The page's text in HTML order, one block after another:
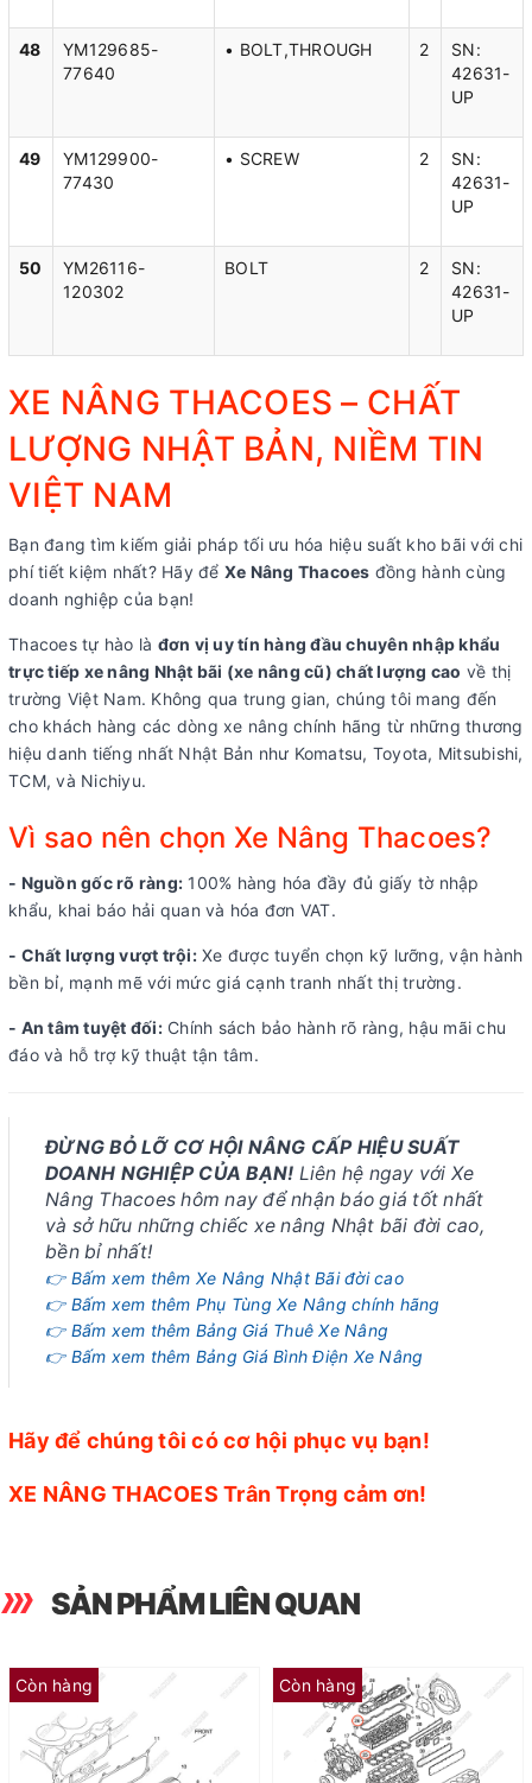
48
YM129685-
77640
• BOLT,THROUGH 2
SN:
42631-
UP
49
YM129900-
77430
• SCREW 2
SN:
42631-
UP
50
YM26116-
120302
BOLT 2
SN:
42631-
UP
XE NÂNG THACOES – CHẤT
LƯỢNG NHẬT BẢN, NIỀM TIN
VIỆT NAM
Bạn đang tìm kiếm giải pháp tối ưu hóa hiệu suất kho bãi với chi
phí tiết kiệm nhất? Hãy để Xe Nâng Thacoes đồng hành cùng
doanh nghiệp của bạn!
Thacoes tự hào là đơn vị uy tín hàng đầu chuyên nhập khẩu
trực tiếp xe nâng Nhật bãi (xe nâng cũ) chất lượng cao về thị
trường Việt Nam. Không qua trung gian, chúng tôi mang đến
cho khách hàng các dòng xe nâng chính hãng từ những thương
hiệu danh tiếng nhất Nhật Bản như Komatsu, Toyota, Mitsubishi,
TCM, và Nichiyu.
Vì sao nên chọn Xe Nâng Thacoes?
- Nguồn gốc rõ ràng: 100% hàng hóa đầy đủ giấy tờ nhập
khẩu, khai báo hải quan và hóa đơn VAT.
- Chất lượng vượt trội:Xe được tuyển chọn kỹ lưỡng, vận hành
bền bỉ, mạnh mẽ với mức giá cạnh tranh nhất thị trường.
- An tâm tuyệt đối:Chính sách bảo hành rõ ràng, hậu mãi chu
đáo và hỗ trợ kỹ thuật tận tâm.
ĐỪNG BỎ LỠ CƠ HỘI NÂNG CẤP HIỆU SUẤT
DOANH NGHIỆP CỦA BẠN! Liên hệ ngay với Xe
Nâng Thacoes hôm nay để nhận báo giá tốt nhất
và sở hữu những chiếc xe nâng Nhật bãi đời cao,
bền bỉ nhất!
👉 Bấm xem thêm Xe Nâng Nhật Bãi đời cao
👉 Bấm xem thêm Phụ Tùng Xe Nâng chính hãng
👉 Bấm xem thêm Bảng Giá Thuê Xe Nâng
👉 Bấm xem thêm Bảng Giá Bình Điện Xe Nâng
Hãy để chúng tôi có cơ hội phục vụ bạn!
XE NÂNG THACOES Trân Trọng cảm ơn!
SẢN PHẨM LIÊN QUAN
Còn hàng Còn hàng